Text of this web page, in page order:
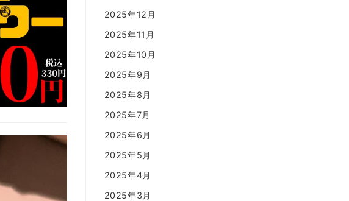
2025年12月
2025年11月
2025年10月
2025年9月
2025年8月
2025年7月
2025年6月
2025年5月
2025年4月
2025年3月